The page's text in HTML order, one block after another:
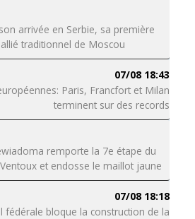
arrivée en Serbie, sa première
traditionnel de Moscou
07/08 18:43
Paris, Francfort et Milan
terminent sur des records
remporte la 7e étape du
et endosse le maillot jaune
07/08 18:18
fédérale bloque la construction de la